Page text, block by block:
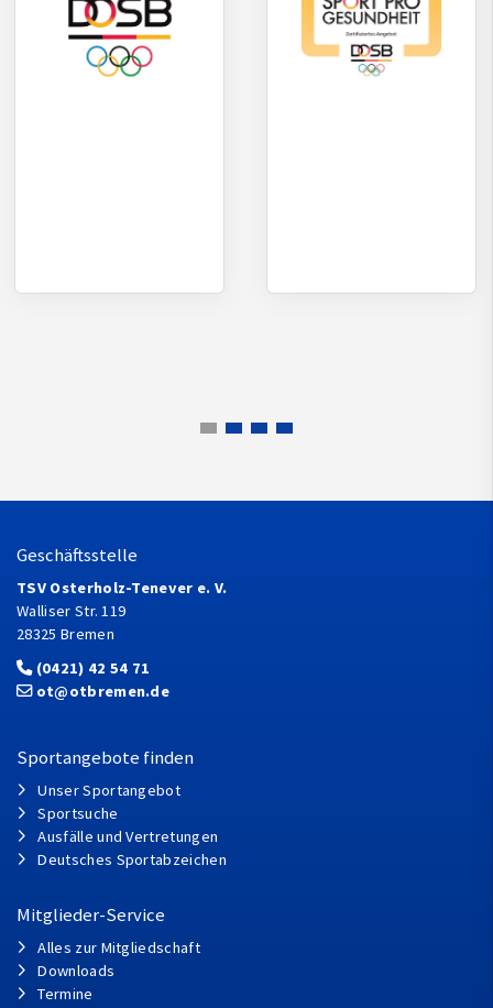
Geschäftsstelle
TSV Osterholz-Tenever e. V.
Walliser Str. 119
28325 Bremen
(0421) 42 54 71
ot@otbremen.de
Sportangebote finden
Unser Sportangebot
Sportsuche
Ausfälle und Vertretungen
Deutsches Sportabzeichen
Mitglieder-Service
Alles zur Mitgliedschaft
Downloads
Termine